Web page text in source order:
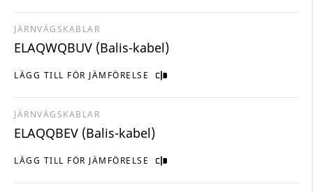
LÄGG TILL FÖR JÄMFÖRELSE
JÄRNVÄGSKABLAR
ELAQWQBUV (Balis-kabel)
LÄGG TILL FÖR JÄMFÖRELSE
JÄRNVÄGSKABLAR
ELAQQBEV (Balis-kabel)